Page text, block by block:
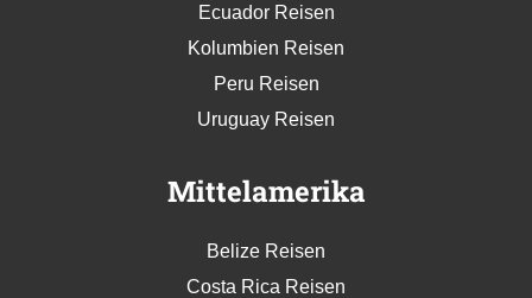
Ecuador Reisen
Kolumbien Reisen
Peru Reisen
Uruguay Reisen
Mittelamerika
Belize Reisen
Costa Rica Reisen